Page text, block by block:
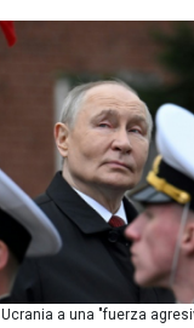
BRL
BSD
BTN
BWP
BYN
BYR
BZD
CAD
CDF
a una "fuerza